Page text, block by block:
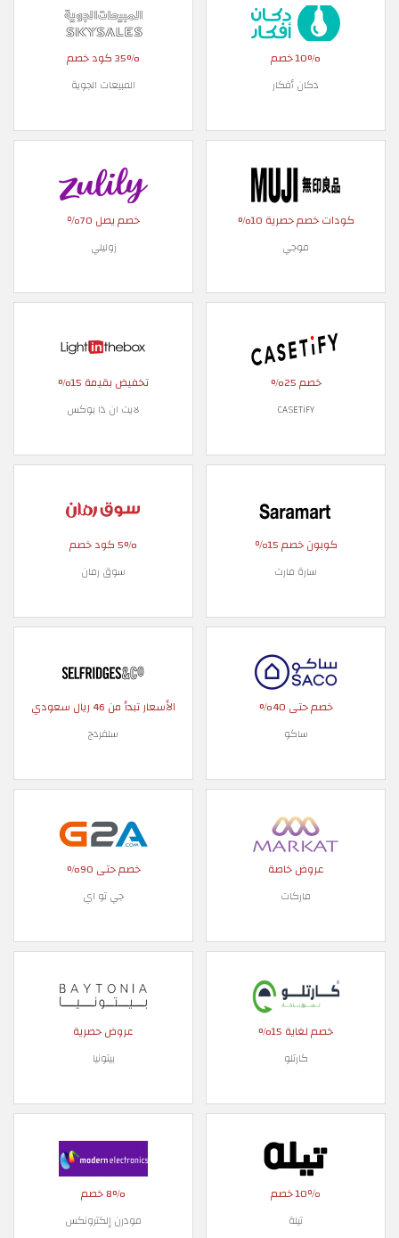
10% خصم
دكان أفكار
35% كود خصم
المبيعات الجوية
كودات خصم حصرية 10%
موجي
خصم يصل 70٪
زوليلي
خصم 25%
CASETiFY
تخفيض بقيمة 15%
لايت ان ذا بوكس
كوبون خصم 15٪
سارة مارت
5% كود خصم
سوق رمان
خصم حتى 40%
ساكو
الأسعار تبدأ من 46 ريال سعودي
سلفردج
عروض خاصة
ماركات
خصم حتى 90%
جي تو اي
خصم لغاية 15%
كارتلو
عروض حصرية
بيتونيا
10٪ خصم
تيلة
8% خصم
مودرن إلكترونكس